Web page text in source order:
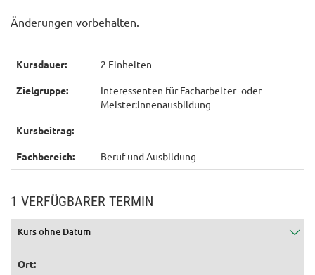
Änderungen vorbehalten.
Kursdauer: 2 Einheiten
Zielgruppe:
Interessenten für Facharbeiter- oder
Meister:innenausbildung
Kursbeitrag:
Fachbereich: Beruf und Ausbildung
1 VERFÜGBARER TERMIN
Kurs ohne Datum
Ort: